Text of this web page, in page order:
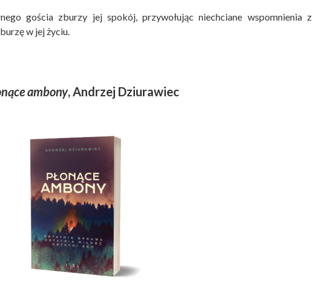
gościa zburzy jej spokój, przywołując niechciane wspomnienia z
w jej życiu.
ambony, Andrzej Dziurawiec